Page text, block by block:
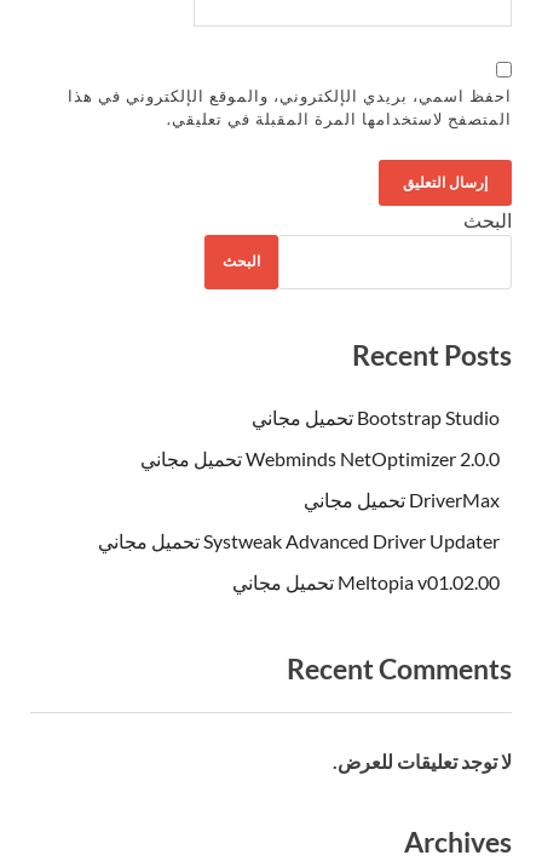
احفظ اسمي، بريدي الإلكتروني، والموقع الإلكتروني في هذا
المتصفح لاستخدامها المرة المقبلة في تعليقي.
البحث
البحث
Recent Posts
Bootstrap Studio تحميل مجاني
Webminds NetOptimizer 2.0.0 تحميل مجاني
DriverMax تحميل مجاني
Systweak Advanced Driver Updater تحميل مجاني
Meltopia v01.02.00 تحميل مجاني
Recent Comments
لا توجد تعليقات للعرض.
Archives